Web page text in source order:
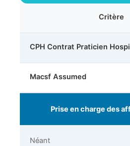
Critère
CPH Contrat Praticien
Macsf Assumed
Prise en charge des
Néant